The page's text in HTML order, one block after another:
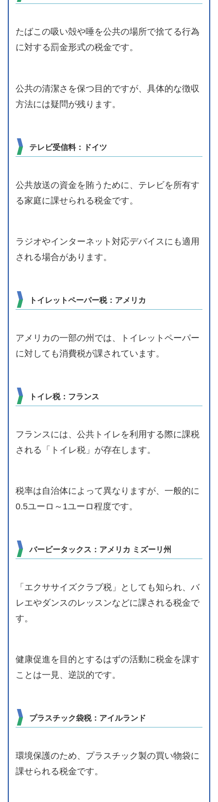
たばこの吸い殻や唾を公共の場所で捨てる行為
に対する罰金形式の税金です。
公共の清潔さを保つ目的ですが、具体的な徴収
方法には疑問が残ります。
テレビ受信料：ドイツ
公共放送の資金を賄うために、テレビを所有す
る家庭に課せられる税金です。
ラジオやインターネット対応デバイスにも適用
される場合があります。
トイレットペーパー税：アメリカ
アメリカの一部の州では、トイレットペーパー
に対しても消費税が課されています。
トイレ税：フランス
フランスには、公共トイレを利用する際に課税
される「トイレ税」が存在します。
税率は自治体によって異なりますが、一般的に
0.5ユーロ～1ユーロ程度です。
バービータックス：アメリカ ミズーリ州
「エクササイズクラブ税」としても知られ、バ
レエやダンスのレッスンなどに課される税金で
す。
健康促進を目的とするはずの活動に税金を課す
ことは一見、逆説的です。
プラスチック袋税：アイルランド
環境保護のため、プラスチック製の買い物袋に
課せられる税金です。